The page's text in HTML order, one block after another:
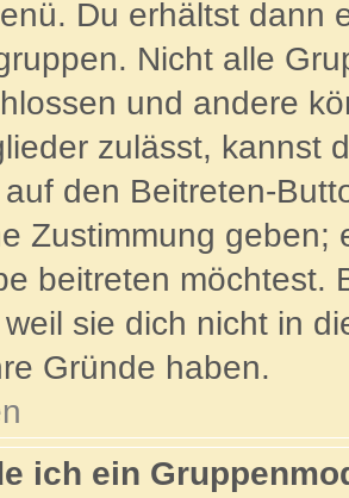
Du erhältst dann
Nicht alle
und andere
zulässt, kannst
den Beitreten-
Zustimmung geben;
beitreten möchtest.
sie dich nicht in
Gründe haben.
ich ein